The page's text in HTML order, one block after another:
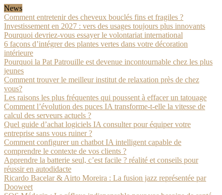
News
Comment entretenir des cheveux bouclés fins et fragiles ?
Investissement en 2027 : vers des usages toujours plus innovants
Pourquoi devriez-vous essayer le volontariat international
6 façons d’intégrer des plantes vertes dans votre décoration
intérieure
Pourquoi la Pat Patrouille est devenue incontournable chez les plus
jeunes
Comment trouver le meilleur institut de relaxation près de chez
vous?
Les raisons les plus fréquentes qui poussent à effacer un tatouage
Comment l’évolution des puces IA transforme-t-elle la vitesse de
calcul des serveurs actuels ?
Quel guide d’achat logiciels IA consulter pour équiper votre
entreprise sans vous ruiner ?
Comment configurer un chatbot IA intelligent capable de
comprendre le contexte de vos clients ?
Apprendre la batterie seul, c’est facile ? réalité et conseils pour
réussir en autodidacte
Ricardo Bacelar & Airto Moreira : La fusion jazz représentée par
Dooweet